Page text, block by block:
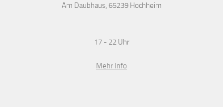
Am Daubhaus, 65239 Hochheim
17 - 22 Uhr
Mehr Info